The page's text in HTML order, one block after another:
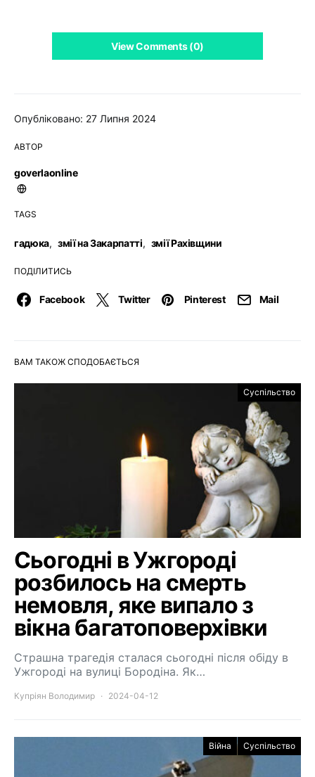
Опубліковано: 27 Липня 2024
АВТОР
goverlaonline
TAGS
гадюка, змії на Закарпатті, змії Рахівщини
ПОДІЛИТИСЬ
Facebook Twitter Pinterest Mail
View Comments (0)
ВАМ ТАКОЖ СПОДОБАЄТЬСЯ
Суспільство
Сьогодні в Ужгороді
розбилось на смерть
немовля, яке випало з
вікна багатоповерхівки
Страшна трагедія сталася сьогодні після обіду в
Ужгороді на вулиці Бородіна. Як…
Купріян Володимир 2024-04-12
Війна Суспільство